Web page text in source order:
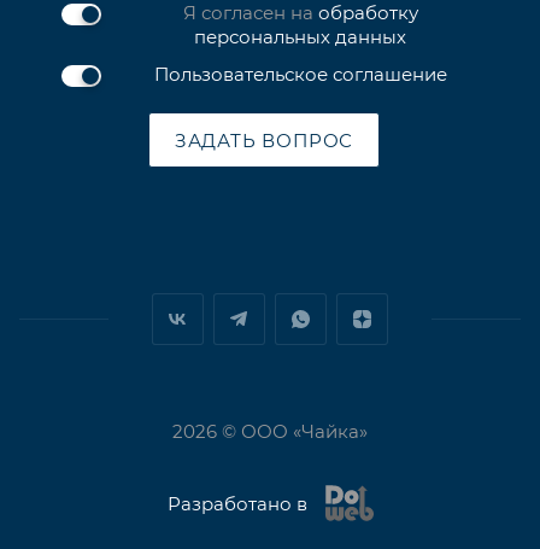
Я согласен на обработку
персональных данных
Пользовательское соглашение
ЗАДАТЬ ВОПРОС
2026 © ООО «Чайка»
Разработано в